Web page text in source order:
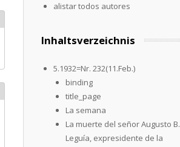
alistar todos autores
Inhaltsverzeichnis
5.1932=Nr. 232(11.Feb.)
binding
title_page
La semana
La muerte del señor Augusto B.
Leguía, expresidente de la